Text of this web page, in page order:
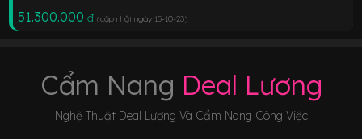
51.300.000 đ (cập nhật ngày 15-10-23)
Cẩm Nang Deal Lương
Nghệ Thuật Deal Lương Và Cẩm Nang Công Việc